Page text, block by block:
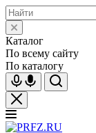
Каталог
По всему сайту
По каталогу